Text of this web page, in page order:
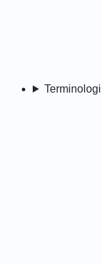
Terminologi